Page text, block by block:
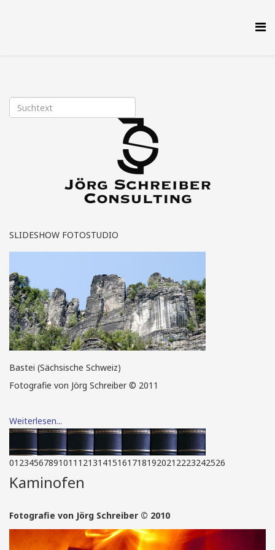
SLIDESHOW FOTOSTUDIO
Bastei (Sächsische Schweiz)
Fotografie von Jörg Schreiber © 2011
Weiterlesen...
Brockhaus Biosphäre
01 234567891011 12131415161718192021 2223242526
Kaminofen
Fotografie von Jörg Schreiber © 2010